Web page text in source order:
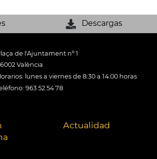
Descargas
de l'Ajuntament nº 1
València
lunes a viernes de 8:30 a 14:00 horas
963 52 54 78
Actualidad